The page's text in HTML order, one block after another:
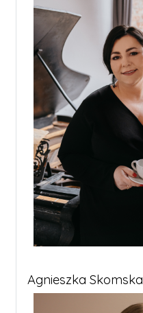
Agnieszka Skomska